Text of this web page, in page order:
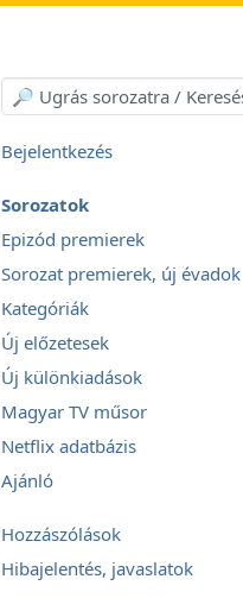
Bejelentkezés
Sorozatok
Epizód premierek
Sorozat premierek, új évadok
Kategóriák
Új előzetesek
Új különkiadások
Magyar TV műsor
Netflix adatbázis
Ajánló
Hozzászólások
Hibajelentés, javaslatok